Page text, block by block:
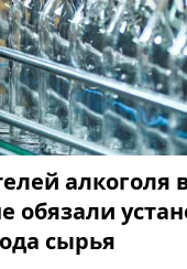
алкоголя
обязали
сырья